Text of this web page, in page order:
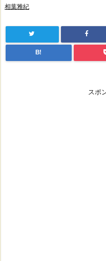
相葉雅紀
B!
スポ